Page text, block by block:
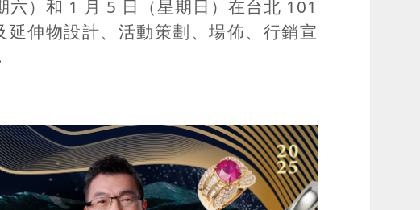
）和 1 月 5 日（星期日）在台北 101
延伸物設計、活動策劃、場佈、行銷宣